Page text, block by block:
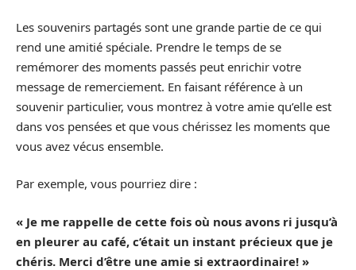
Les souvenirs partagés sont une grande partie de ce qui
rend une amitié spéciale. Prendre le temps de se
remémorer des moments passés peut enrichir votre
message de remerciement. En faisant référence à un
souvenir particulier, vous montrez à votre amie qu’elle est
dans vos pensées et que vous chérissez les moments que
vous avez vécus ensemble.
Par exemple, vous pourriez dire :
« Je me rappelle de cette fois où nous avons ri jusqu’à
en pleurer au café, c’était un instant précieux que je
chéris. Merci d’être une amie si extraordinaire! »